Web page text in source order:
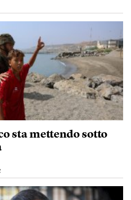
sta mettendo sotto